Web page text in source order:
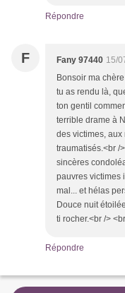
Répondre
F Fany 97440 15/
Bonsoir ma
tu as rendu là,
ton gentil
terrible drame à
des victimes,
traumatisés.<br /
sincères
pauvres victimes
mal... et hélas
Douce nuit
ti rocher.<br />
Répondre